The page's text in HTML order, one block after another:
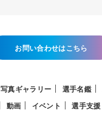
お問い合わせはこちら
写真ギャラリー 選手名鑑
動画 イベント 選手支援